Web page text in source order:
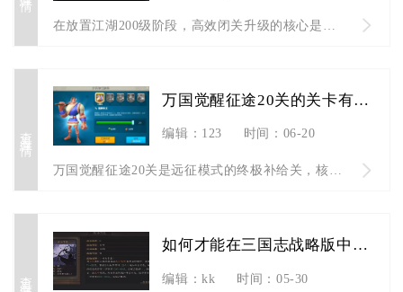
查看详情
万国觉醒征途20关的关卡有什么特点
编辑：123 时间：06-20
查看详情
如何才能在三国志战略版中获得与使用于吉
编辑：kk 时间：05-30